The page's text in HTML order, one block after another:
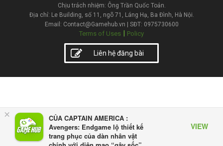
×
CỦA CAPTAIN AMERICA :
Avengers: Endgame lộ thiết kế
trang phục của dàn nhân vật
VIEW
Chịu trách nhiệm: Ông Trần Quốc Toản.
Địa chỉ: Le Building, số 11, ngõ 71, Láng Hạ, Ba Đình, Hà Nội.
Email: Contact@Gamehub.vn | SĐT: 0975730600
Terms of Uses | Policy
Liên hệ đăng bài